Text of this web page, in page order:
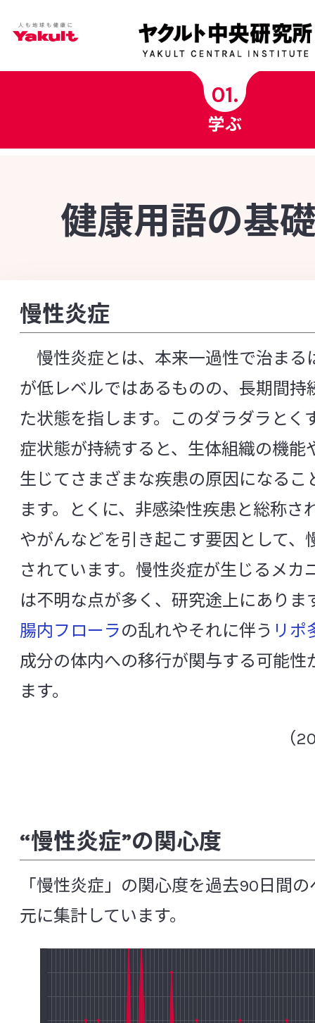
01.
学ぶ
学ぶ
ヤクルト中央研究所科学チャンネル
健康用語の基礎知識
知る・楽しむ
代田記念館
企業訪問プログラム
中央研究所について
中央研究所の概要
主な研究成果
CSR活動
中央研究所の研究体制
信頼性保証室
基盤研究所
微生物研究所
食品研究所
医薬品研究所
健康用語の基
[あ行] [か行]
[や行]
[ら行] [英数]
[英数]
α-グルコシダーゼ阻害
B細胞
cDC（従来型樹状細胞）
FISH法（ 蛍光 in situ ハイブリダイゼーシ
FOXP3
GABA（γ-アミノ酪酸）
METs（メッツ）
MRSA
NK細胞
RT-PCR
SIRS
SSI（ Surgical Site Infection ：手術部位感
アレルギー
アンチエイジング
アントシアニン
胃 胃酸
萎縮
イソフラボン
遺伝子変異
胃不定
インスリン抵抗性
ウレアブレステスト(尿素呼気試験)
エコール
塩酸イリノテカン
炎症
慢性炎症
慢性炎症とは、本来一過性で治まる
が低レベルではあるものの、長期間持
た状態を指します。このダラダラとく
症状態が持続すると、生体組織の機能
生じてさまざまな疾患の原因になるこ
ます。とくに、非感染性疾患と総称さ
やがんなどを引き起こす要因として、
されています。慢性炎症が生じるメカ
は不明な点が多く、研究途上にありま
腸内フローラの乱れやそれに伴う リポ
成分の体内への移行が関与する可能性
ます。
（
“慢性炎症”の関心度
「慢性炎症」の関心度を過去90日間
元に集計しています。